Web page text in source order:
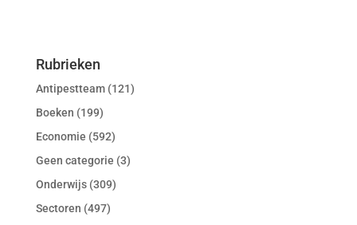
Rubrieken
Antipestteam(121)
Boeken (199)
Economie (592)
Geen categorie (3)
Onderwijs(309)
Sectoren (497)